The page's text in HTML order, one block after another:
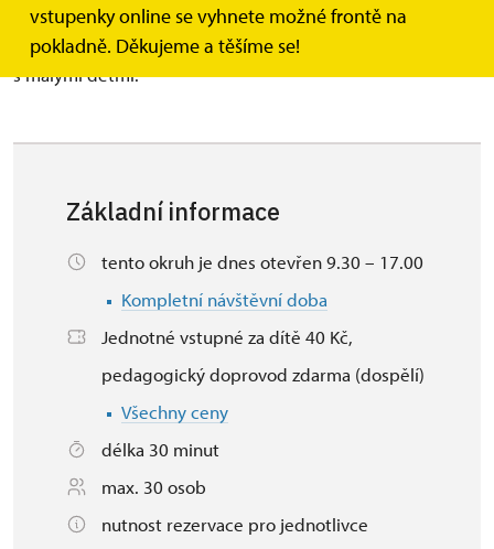
vstupenky online se vyhnete možné frontě na
pokladně. Děkujeme a těšíme se!
pro děti do 6 let věku. Okruh je určen pouze pro
objednané mateřské školy a o prázdninách pro tábory
s malými dětmi.
Základní informace
tento okruh je dnes otevřen 9.30 – 17.00
Kompletní návštěvní doba
Jednotné vstupné za dítě 40 Kč,
pedagogický doprovod zdarma (dospělí)
Všechny ceny
délka 30 minut
max. 30 osob
nutnost rezervace pro jednotlivce